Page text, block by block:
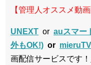
【管理人オススメ動
UNEXT or auスマー
外もOK!) or mieruTV
画配信サービスです